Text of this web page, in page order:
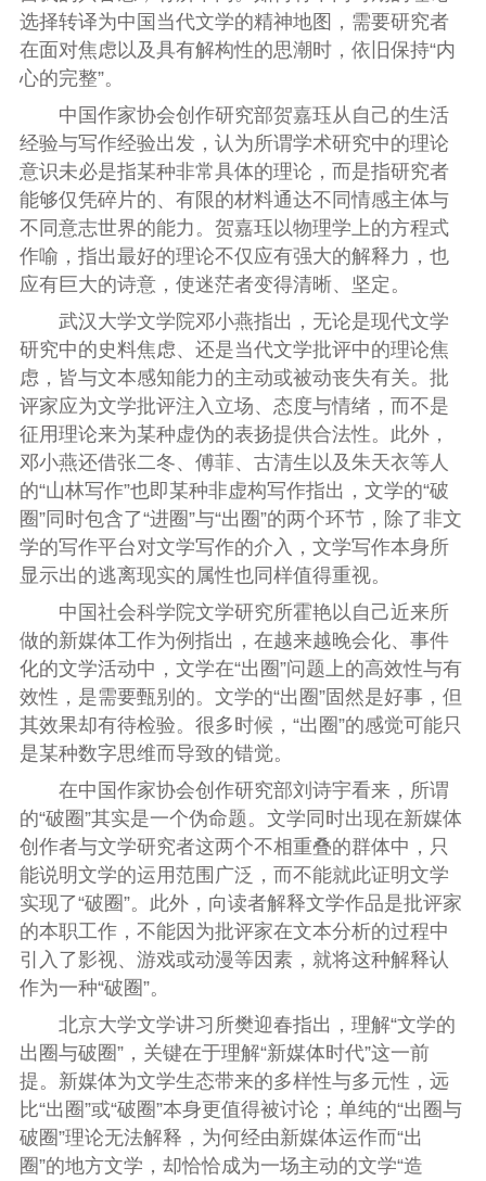
选择转译为中国当代文学的精神地图，需要研究者
在面对焦虑以及具有解构性的思潮时，依旧保持“内
心的完整”。
中国作家协会创作研究部贺嘉珏从自己的生活
经验与写作经验出发，认为所谓学术研究中的理论
意识未必是指某种非常具体的理论，而是指研究者
能够仅凭碎片的、有限的材料通达不同情感主体与
不同意志世界的能力。贺嘉珏以物理学上的方程式
作喻，指出最好的理论不仅应有强大的解释力，也
应有巨大的诗意，使迷茫者变得清晰、坚定。
武汉大学文学院邓小燕指出，无论是现代文学
研究中的史料焦虑、还是当代文学批评中的理论焦
虑，皆与文本感知能力的主动或被动丧失有关。批
评家应为文学批评注入立场、态度与情绪，而不是
征用理论来为某种虚伪的表扬提供合法性。此外，
邓小燕还借张二冬、傅菲、古清生以及朱天衣等人
的“山林写作”也即某种非虚构写作指出，文学的“破
圈”同时包含了“进圈”与“出圈”的两个环节，除了非文
学的写作平台对文学写作的介入，文学写作本身所
显示出的逃离现实的属性也同样值得重视。
中国社会科学院文学研究所霍艳以自己近来所
做的新媒体工作为例指出，在越来越晚会化、事件
化的文学活动中，文学在“出圈”问题上的高效性与有
效性，是需要甄别的。文学的“出圈”固然是好事，但
其效果却有待检验。很多时候，“出圈”的感觉可能只
是某种数字思维而导致的错觉。
在中国作家协会创作研究部刘诗宇看来，所谓
的“破圈”其实是一个伪命题。文学同时出现在新媒体
创作者与文学研究者这两个不相重叠的群体中，只
能说明文学的运用范围广泛，而不能就此证明文学
实现了“破圈”。此外，向读者解释文学作品是批评家
的本职工作，不能因为批评家在文本分析的过程中
引入了影视、游戏或动漫等因素，就将这种解释认
作为一种“破圈”。
北京大学文学讲习所樊迎春指出，理解“文学的
出圈与破圈”，关键在于理解“新媒体时代”这一前
提。新媒体为文学生态带来的多样性与多元性，远
比“出圈”或“破圈”本身更值得被讨论；单纯的“出圈与
破圈”理论无法解释，为何经由新媒体运作而“出
圈”的地方文学，却恰恰成为一场主动的文学“造